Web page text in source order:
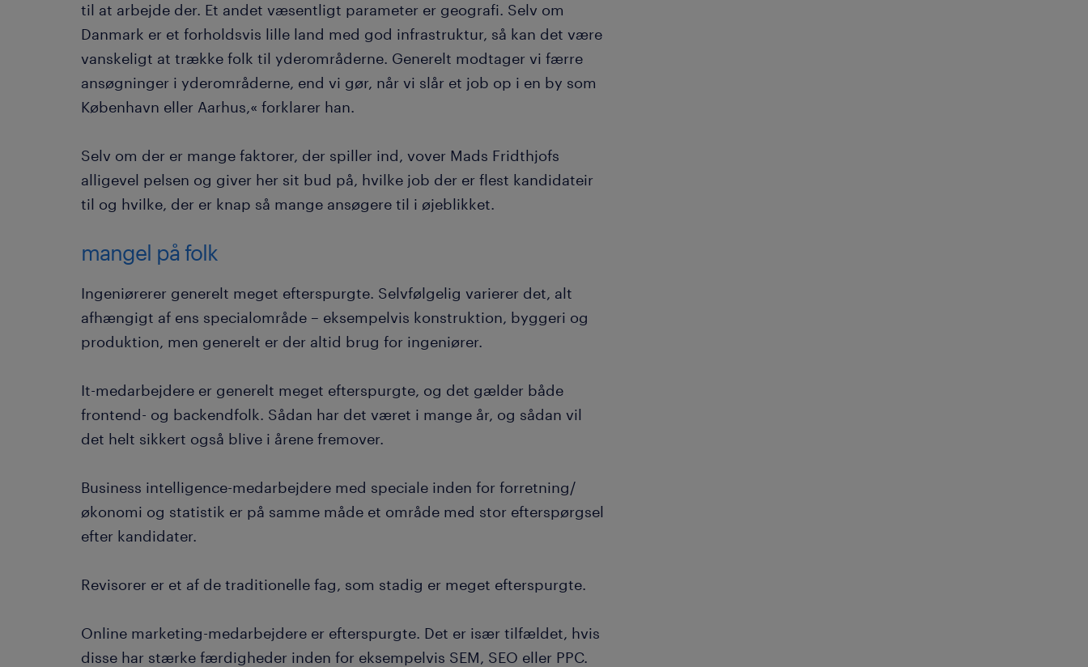
til at arbejde der. Et andet væsentligt parameter er geografi. Selv om
Danmark er et forholdsvis lille land med god infrastruktur, så kan det være
vanskeligt at trække folk til yderområderne. Generelt modtager vi færre
ansøgninger i yderområderne, end vi gør, når vi slår et job op i en by som
København eller Aarhus,« forklarer han.
Selv om der er mange faktorer, der spiller ind, vover Mads Fridthjofs
alligevel pelsen og giver her sit bud på, hvilke job der er flest kandidateir
til og hvilke, der er knap så mange ansøgere til i øjeblikket.
mangel på folk
Ingeniørerer generelt meget efterspurgte. Selvfølgelig varierer det, alt
afhængigt af ens specialområde – eksempelvis konstruktion, byggeri og
produktion, men generelt er der altid brug for ingeniører.
It-medarbejdere er generelt meget efterspurgte, og det gælder både
frontend- og backendfolk. Sådan har det været i mange år, og sådan vil
det helt sikkert også blive i årene fremover.
Business intelligence-medarbejdere med speciale inden for forretning/
økonomi og statistik er på samme måde et område med stor efterspørgsel
efter kandidater.
Revisorer er et af de traditionelle fag, som stadig er meget efterspurgte.
Online marketing-medarbejdere er efterspurgte. Det er især tilfældet, hvis
disse har stærke færdigheder inden for eksempelvis SEM, SEO eller PPC.